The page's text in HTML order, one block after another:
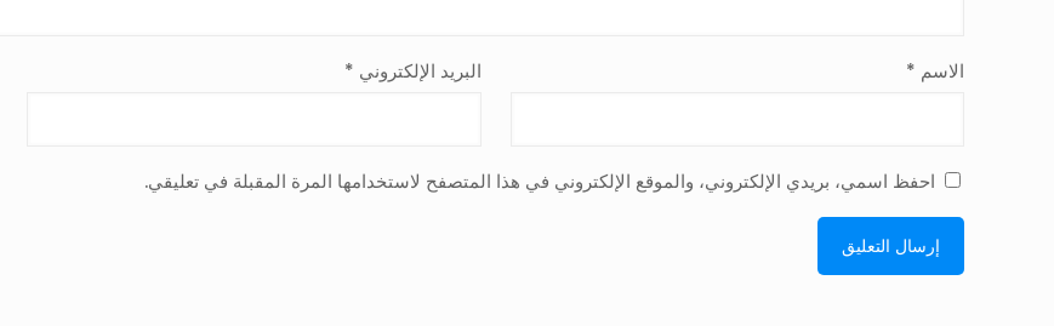
الاسم * البريد الإلكتروني *
احفظ اسمي، بريدي الإلكتروني، والموقع الإلكتروني في هذا المتصفح لاستخدامها المرة المقبلة في تعليقي.